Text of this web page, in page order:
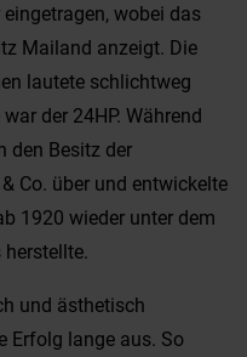
wobei das
Mailand anzeigt. Die
lautete schlichtweg
der 24HP. Während
den Besitz der
Co. über und entwickelte
1920 wieder unter dem
und ästhetisch
Erfolg lange aus. So